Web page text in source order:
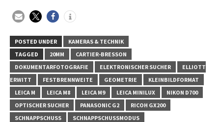
POSTED UNDER
KAMERAS & TECHNIK
TAGGED
20MM
CARTIER-BRESSON
DOKUMENTARFOTOGRAFIE
ELEKTRONISCHER SUCHER
ELLIOTT
ERWITT
FESTBRENNWEITE GEOMETRIE
KLEINBILDFORMAT
LEICA M
LEICA M8 LEICA M9 LEICA MINILUX
NIKON D700
OPTISCHER SUCHER
PANASONIC G2
RICOH GX200
SCHNAPPSCHUSS
SCHNAPPSCHUSSMODUS